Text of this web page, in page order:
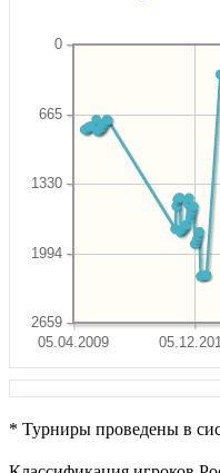
05.04.2009
2659
1994
1330
665
0
* Турниры проведены в